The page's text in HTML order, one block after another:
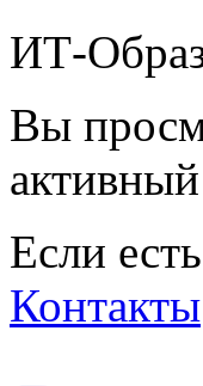
ИТ-
Вы
Если
Контакты